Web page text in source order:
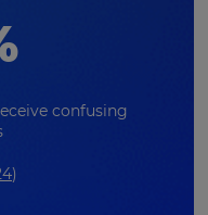
confusing
)